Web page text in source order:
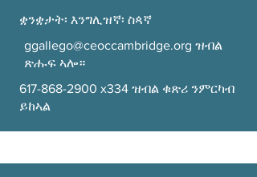
ቋንቋታት፡ እንግሊዝኛ፡ ስጳኛ
ggallego@ceoccambridge.org ዝብል
ጽሑፍ ኣሎ።
617-868-2900 x334 ዝብል ቁጽሪ ንምርካብ
ይከኣል